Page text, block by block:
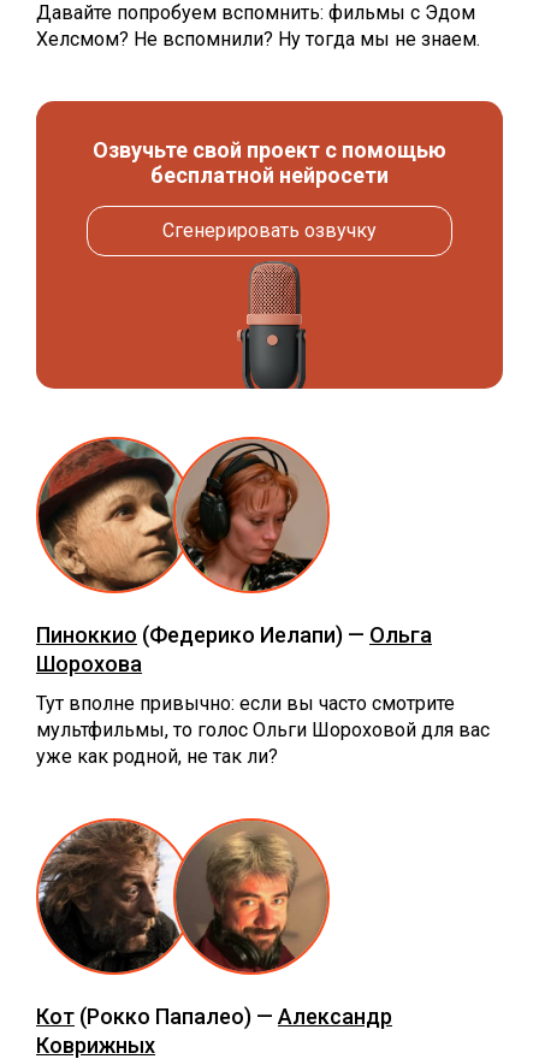
Давайте попробуем вспомнить: фильмы с Эдом
Хелсмом? Не вспомнили? Ну тогда мы не знаем.
Озвучьте свой проект с помощью
бесплатной нейросети
Сгенерировать озвучку
Пиноккио (Федерико Иелапи) — Ольга
Шорохова
Тут вполне привычно: если вы часто смотрите
мультфильмы, то голос Ольги Шороховой для вас
уже как родной, не так ли?
Кот (Рокко Папалео) — Александр
Коврижных